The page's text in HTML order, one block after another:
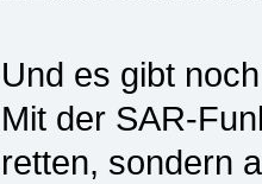
Und es gibt
Mit der SAR-
retten, sondern